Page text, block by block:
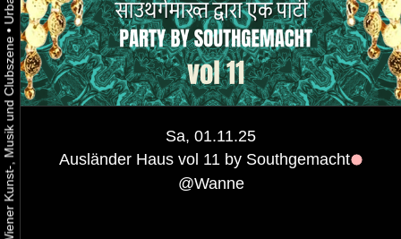
•
Sa, 01.11.25
Ausländer Haus vol 11 by Southgemacht
@Wanne